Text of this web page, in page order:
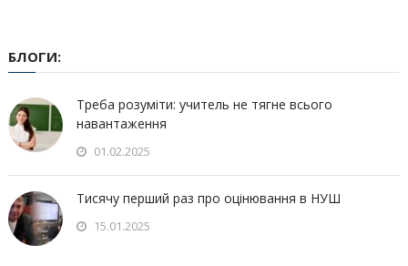
БЛОГИ:
Треба розуміти: учитель не тягне всього
навантаження
01.02.2025
Тисячу перший раз про оцінювання в НУШ
15.01.2025